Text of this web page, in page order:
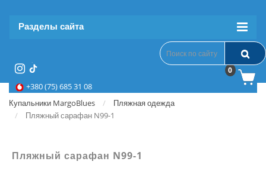
Разделы сайта
+380 (75) 685 31 08
0
Купальники MargoBlues
Пляжная одежда
Пляжный сарафан N99-1
Пляжный сарафан N99-1